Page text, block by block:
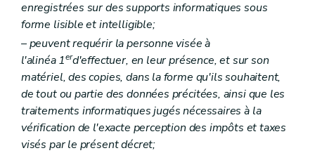
enregistrées sur des supports informatiques sous
forme lisible et intelligible;
– peuvent requérir la personne visée à
l'alinéa 1erd'effectuer, en leur présence, et sur son
matériel, des copies, dans la forme qu'ils souhaitent,
de tout ou partie des données précitées, ainsi que les
traitements informatiques jugés nécessaires à la
vérification de l'exacte perception des impôts et taxes
visés par le présent décret;